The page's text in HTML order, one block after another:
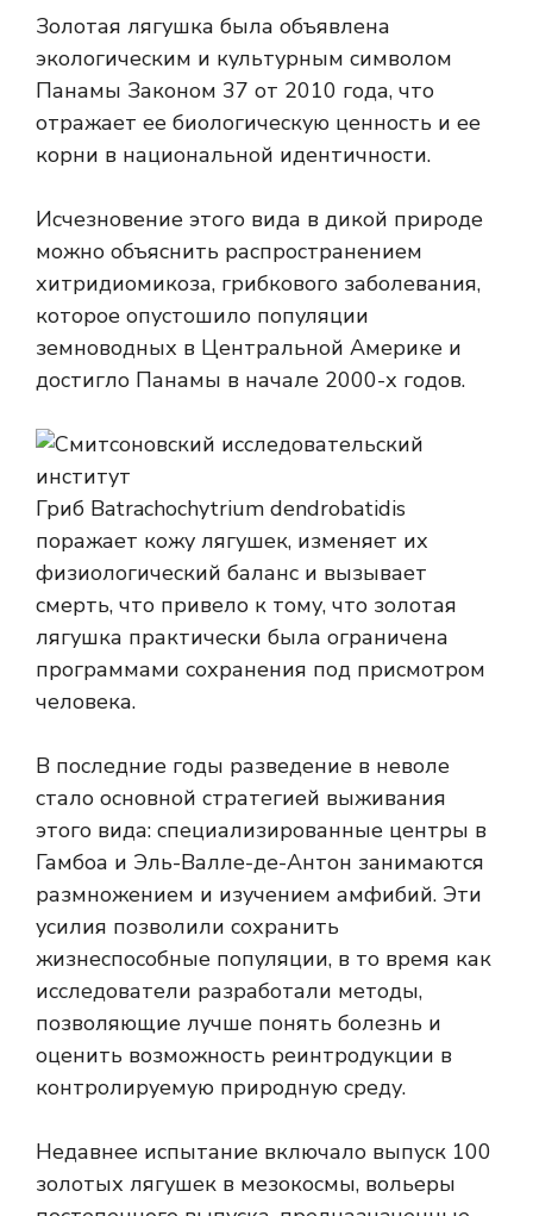
Золотая лягушка была объявлена ​​
экологическим и культурным символом
Панамы Законом 37 от 2010 года, что
отражает ее биологическую ценность и ее
корни в национальной идентичности.
Исчезновение этого вида в дикой природе
можно объяснить распространением
хитридиомикоза, грибкового заболевания,
которое опустошило популяции
земноводных в Центральной Америке и
достигло Панамы в начале 2000-х годов.
Гриб Batrachochytrium dendrobatidis
поражает кожу лягушек, изменяет их
физиологический баланс и вызывает
смерть, что привело к тому, что золотая
лягушка практически была ограничена
программами сохранения под присмотром
человека.
В последние годы разведение в неволе
стало основной стратегией выживания
этого вида: специализированные центры в
Гамбоа и Эль-Валле-де-Антон занимаются
размножением и изучением амфибий. Эти
усилия позволили сохранить
жизнеспособные популяции, в то время как
исследователи разработали методы,
позволяющие лучше понять болезнь и
оценить возможность реинтродукции в
контролируемую природную среду.
Недавнее испытание включало выпуск 100
золотых лягушек в мезокосмы, вольеры